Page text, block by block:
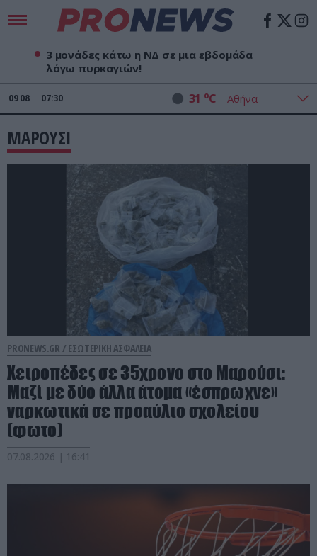
3 μονάδες κάτω η ΝΔ σε μια εβδομάδα
λόγω πυρκαγιών!
09 08 07:30 31 oC
ΜΑΡΟΥΣΙ
PRONEWS.GR / ΕΣΩΤΕΡΙΚΗ ΑΣΦΑΛΕΙΑ
Χειροπέδες σε 35χρονο στο Μαρούσι:
Μαζί με δύο άλλα άτομα «έσπρωχνε»
ναρκωτικά σε προαύλιο σχολείου
(φωτο)
07.08.2026 | 16:41